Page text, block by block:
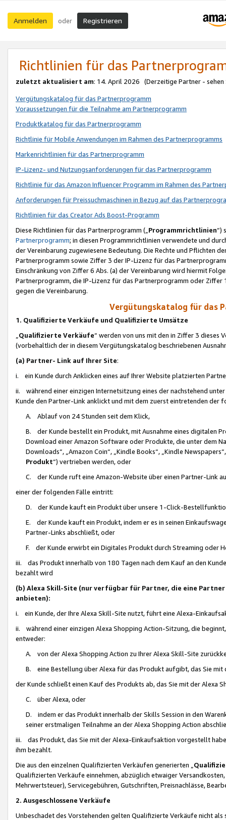
Anmelden oder Registrieren
Richtlinien für das
zuletzt aktualisiert am: 14. April 2026 (Derzeitige Partner - sehen
Vergütungskatalog für das Partnerprogramm
Voraussetzungen für die Teilnahme am Partnerprogramm
Produktkatalog für das Partnerprogramm
Richtlinie für Mobile Anwendungen im Rahmen des Partnerprogramms
Markenrichtlinien für das Partnerprogramm
IP-Lizenz- und Nutzungsanforderungen für das Partnerprogramm
Richtlinie für das Amazon Influencer Programm im Rahmen des
Anforderungen für Preissuchmaschinen in Bezug auf das
Richtlinien für das Creator Ads Boost-Programm
Diese Richtlinien für das Partnerprogramm („Programmrichtlinien“)
Partnerprogramm; in diesen Programmrichtlinien verwendete und
der Vereinbarung zugewiesene Bedeutung. Die Rechte und Pflichten
Partnerprogramm sowie Ziffer 3 der IP-Lizenz für das
Einschränkung von Ziffer 6 Abs. (a) der Vereinbarung wird hiermit
Partnerprogramm, die IP-Lizenz für das Partnerprogramm oder
gegen die Vereinbarung.
Vergütungskatalog für das
1. Qualifizierte Verkäufe und Qualifizierte Umsätze
Qualifizierte Verkäufe“ werden von uns mit den in Ziffer 3
(vorbehaltlich der in diesem Vergütungskatalog beschriebenen
(a) Partner- Link auf Ihrer Site:
i. ein Kunde durch Anklicken eines auf Ihrer Website platzierten
ii. während einer einzigen Internetsitzung eines der nachstehend
Kunde den Partner-Link anklickt und mit dem zuerst eintretenden der
A. Ablauf von 24 Stunden seit dem Klick,
B. der Kunde bestellt ein Produkt, mit Ausnahme eines digitalen
Download einer Amazon Software oder Produkte, die unter dem
Downloads“, „Amazon Coin“, „Kindle Books“, „Kindle
Produkt“) vertrieben werden, oder
C. der Kunde ruft eine Amazon-Website über einen Partner-Link
einer der folgenden Fälle eintritt:
D. der Kunde kauft ein Produkt über unsere 1-Click-
E. der Kunde kauft ein Produkt, indem er es in seinen
Partner-Links abschließt, oder
F. der Kunde erwirbt ein Digitales Produkt durch Streaming oder
iii. das Produkt innerhalb von 180 Tagen nach dem Kauf an den
bezahlt wird
(b) Alexa Skill-Site (nur verfügbar für Partner, die eine
anbieten):
i. ein Kunde, der Ihre Alexa Skill-Site nutzt, führt eine Alexa-
ii. während einer einzigen Alexa Shopping Action-Sitzung, die
entweder:
A. von der Alexa Shopping Action zu Ihrer Alexa Skill-Site
B. eine Bestellung über Alexa für das Produkt aufgibt, das Sie mit
der Kunde schließt einen Kauf des Produkts ab, das Sie mit der Alexa
C. über Alexa, oder
D. indem er das Produkt innerhalb der Skills Session in den
seiner erstmaligen Teilnahme an der Alexa Shopping Action
iii. das Produkt, das Sie mit der Alexa-Einkaufsaktion vorgestellt
ihm bezahlt.
Die aus den einzelnen Qualifizierten Verkäufen generierten „
Qualifizierten Verkäufe einnehmen, abzüglich etwaiger
Mehrwertsteuer), Servicegebühren, Gutschriften, Preisnachlässe,
2. Ausgeschlossene Verkäufe
Unbeschadet des Vorstehenden gelten Qualifizierte Verkäufe nicht